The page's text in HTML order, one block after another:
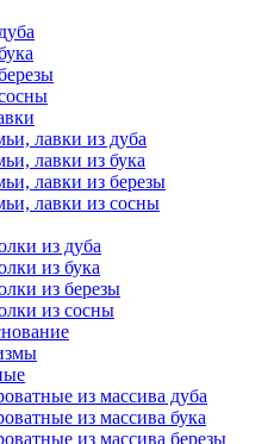
лавки из дуба
лавки из бука
лавки из березы
лавки из сосны
из дуба
из бука
из березы
из сосны
из массива дуба
из массива бука
из массива березы